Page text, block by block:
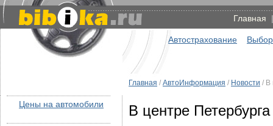
Главная
Автострахование
Главная / АвтоИнформация / Новости / В
Цены на автомобили В центре